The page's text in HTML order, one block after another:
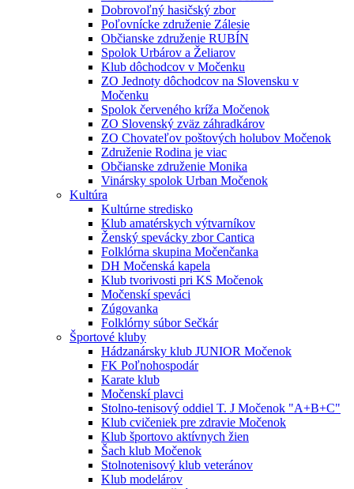
Dobrovoľný hasičský zbor
Poľovnícke združenie Zálesie
Občianske združenie RUBÍN
Spolok Urbárov a Želiarov
Klub dôchodcov v Močenku
ZO Jednoty dôchodcov na Slovensku v
Močenku
Spolok červeného kríža Močenok
ZO Slovenský zväz záhradkárov
ZO Chovateľov poštových holubov Močenok
Združenie Rodina je viac
Občianske združenie Monika
Vinársky spolok Urban Močenok
Kultúra
Kultúrne stredisko
Klub amatérskych výtvarníkov
Ženský spevácky zbor Cantica
Folklórna skupina Močenčanka
DH Močenská kapela
Klub tvorivosti pri KS Močenok
Močenskí speváci
Zúgovanka
Folklórny súbor Sečkár
Športové kluby
Hádzanársky klub JUNIOR Močenok
FK Poľnohospodár
Karate klub
Močenskí plavci
Stolno-tenisový oddiel T. J Močenok "A+B+C"
Klub cvičeniek pre zdravie Močenok
Klub športovo aktívnych žien
Šach klub Močenok
Stolnotenisový klub veteránov
Klub modelárov